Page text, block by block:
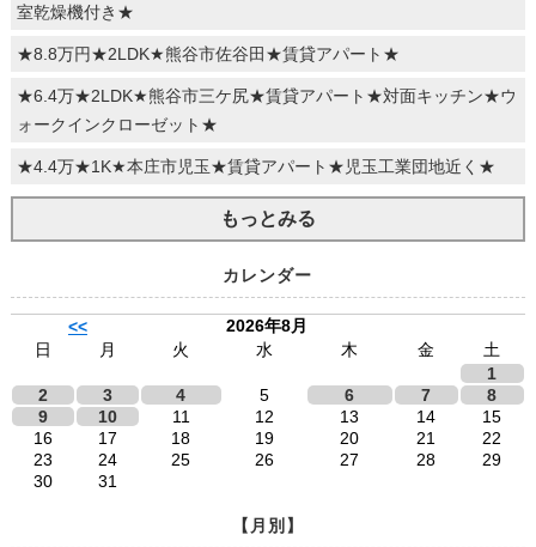
室乾燥機付き★
★8.8万円★2LDK★熊谷市佐谷田★賃貸アパート★
★6.4万★2LDK★熊谷市三ケ尻★賃貸アパート★対面キッチン★ウ
ォークインクローゼット★
★4.4万★1K★本庄市児玉★賃貸アパート★児玉工業団地近く★
もっとみる
カレンダー
<<
2026年8月
日
月 火 水 木 金
土
1
2
3 4 5 6 7
8
9
10 11 12 13 14
15
16
17 18 19 20 21
22
23
24 25 26 27 28
29
30
31
【月別】